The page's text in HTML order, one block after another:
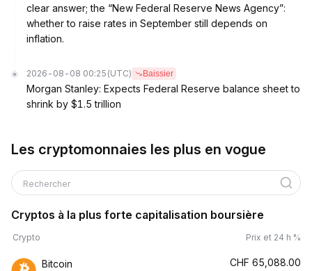
clear answer; the “New Federal Reserve News Agency”:
whether to raise rates in September still depends on
inflation.
2026-08-08 00:25 (UTC) Baissier
Morgan Stanley: Expects Federal Reserve balance sheet to
shrink by $1.5 trillion
Les cryptomonnaies les plus en vogue
Rechercher
Cryptos à la plus forte capitalisation boursière
Crypto Prix et 24 h %
Bitcoin CHF 65,088.00